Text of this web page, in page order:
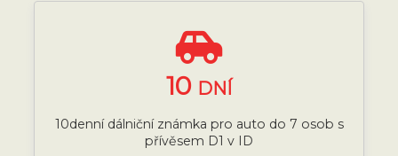
10 DNÍ
10denní dálniční známka pro auto do 7 osob s
přívěsem D1 v ID